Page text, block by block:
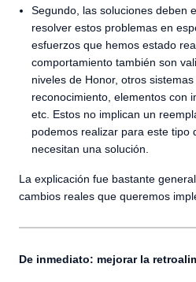
Segundo, las soluciones deben
resolver estos problemas en
esfuerzos que hemos estado
comportamiento también son
niveles de Honor, otros
reconocimiento, elementos con
etc. Estos no implican un
podemos realizar para este tipo
necesitan una solución.
La explicación fue bastante
cambios reales que queremos
De inmediato: mejorar la